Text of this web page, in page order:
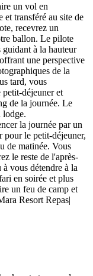
un vol en
et transféré au site de
recevrez un
ballon. Le pilote
à la hauteur
une perspective
de la
tard, vous
déjeuner et
de la journée. Le
lodge.
la journée par un
pour le petit-déjeuner,
de matinée. Vous
le reste de l'après-
vous détendre à la
en soirée et plus
un feu de camp et
Resort Repas|